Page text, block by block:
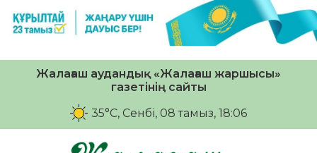
Жалағаш аудандық «Жалағаш жаршысы»
газетінің сайты
35°C, Сенбі, 08 тамыз, 18:06